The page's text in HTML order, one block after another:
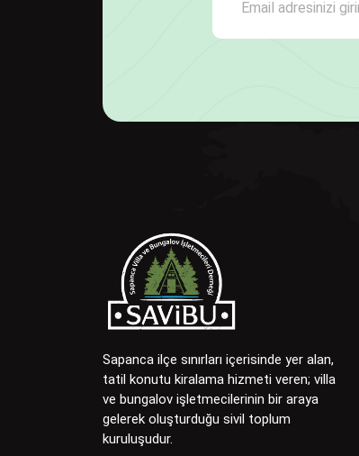
Sapanca ilçe sınırları içerisinde yer alan,
tatil konutu kiralama hizmeti veren; villa
ve bungalov işletmecilerinin bir araya
gelerek oluşturduğu sivil toplum
kuruluşudur.